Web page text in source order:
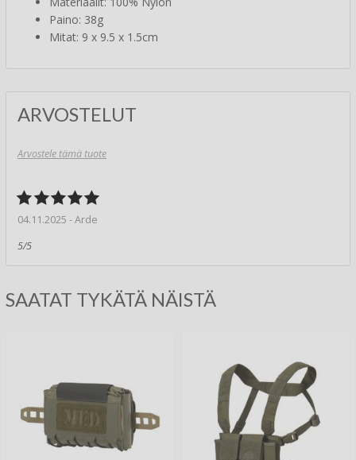
Paino: 38g
Mitat: 9 x 9.5 x 1.5cm
ARVOSTELUT
Arvostele tämä tuote
04.11.2025 - Arde
5/5
SAATAT TYKÄTÄ NÄISTÄ